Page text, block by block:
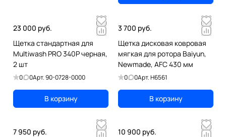
23 000 руб.
Щетка стандартная для
Multiwash PRO 340P черная,
2 шт
0 0Арт.90-0728-0000
В корзину
3 700 руб.
Щетка дисковая ковровая
мягкая для ротора Baiyun,
Newmade, AFC 430 мм
0 0Арт.H6561
В корзину
7 950 руб.
10 900 руб.